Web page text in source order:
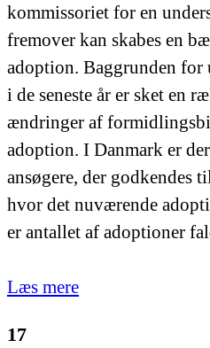
kommissoriet for en
fremover kan skabes en
adoption. Baggrunden for
i de seneste år er sket en
ændringer af
adoption. I Danmark er
ansøgere, der godkendes
hvor det nuværende
er antallet af adoptioner
Læs mere
17